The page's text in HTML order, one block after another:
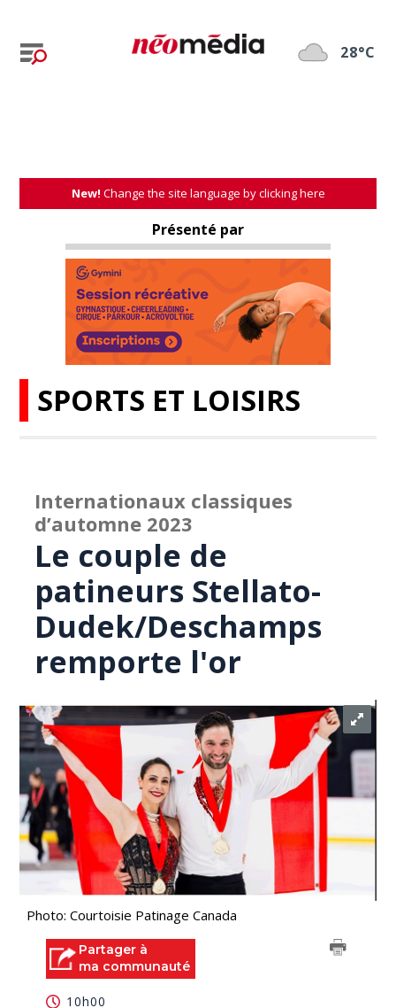
28°C
New! Change the site language by clicking here
Présenté par
SPORTS ET LOISIRS
Internationaux classiques
d’automne 2023
Le couple de
patineurs Stellato-
Dudek/Deschamps
remporte l'or
Photo: Courtoisie Patinage Canada
Partager à
ma communauté
10h00